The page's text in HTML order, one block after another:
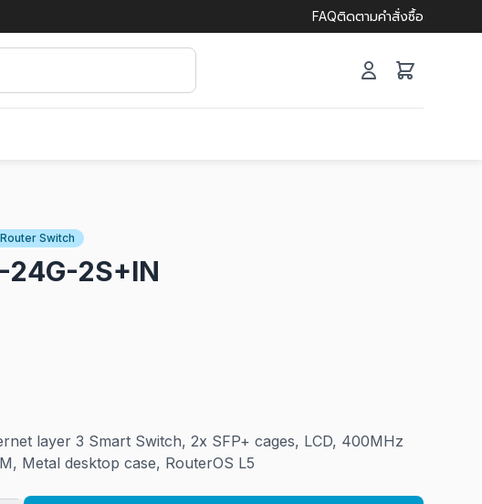
FAQติดตามคำสั่งซื้อ
Switch
24G-2S+IN
layer 3 Smart Switch, 2x SFP+ cages, LCD, 400MHz
Metal desktop case, RouterOS L5